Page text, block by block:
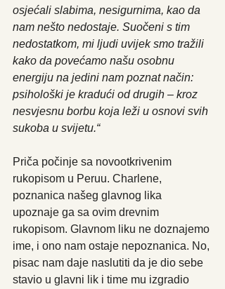
osjećali slabima, nesigurnima, kao da
nam nešto nedostaje. Suočeni s tim
nedostatkom, mi ljudi uvijek smo tražili
kako da povećamo našu osobnu
energiju na jedini nam poznat način:
psihološki je kradući od drugih – kroz
nesvjesnu borbu koja leži u osnovi svih
sukoba u svijetu.“
Priča počinje sa novootkrivenim
rukopisom u Peruu. Charlene,
poznanica našeg glavnog lika
upoznaje ga sa ovim drevnim
rukopisom. Glavnom liku ne doznajemo
ime, i ono nam ostaje nepoznanica. No,
pisac nam daje naslutiti da je dio sebe
stavio u glavni lik i time mu izgradio